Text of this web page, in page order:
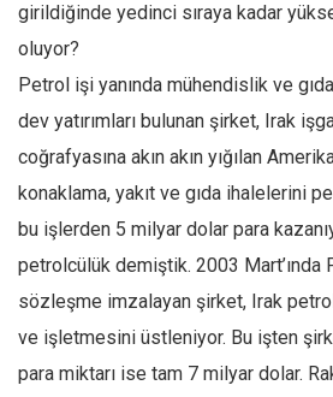
girildiğinde yedinci sıraya kadar
oluyor?
Petrol işi yanında mühendislik ve
dev yatırımları bulunan şirket, Irak
coğrafyasına akın akın yığılan
konaklama, yakıt ve gıda ihalelerini
bu işlerden 5 milyar dolar para
petrolcülük demiştik. 2003 Mart’ında
sözleşme imzalayan şirket, Irak petrol
ve işletmesini üstleniyor. Bu işten
para miktarı ise tam 7 milyar dolar.